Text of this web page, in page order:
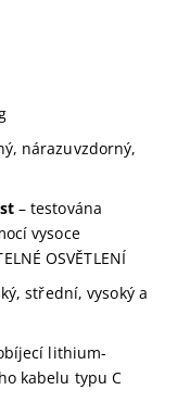
nárazuvzdorný,
– testována
vysoce
OSVĚTLENÍ
střední, vysoký a
lithium-
kabelu typu C